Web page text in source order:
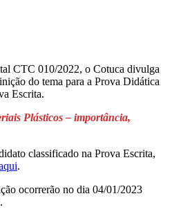
CTC 010/2022, o Cotuca divulga
do tema para a Prova Didática
Escrita.
Plásticos – importância,
classificado na Prova Escrita,
.
ocorrerão no dia 04/01/2023